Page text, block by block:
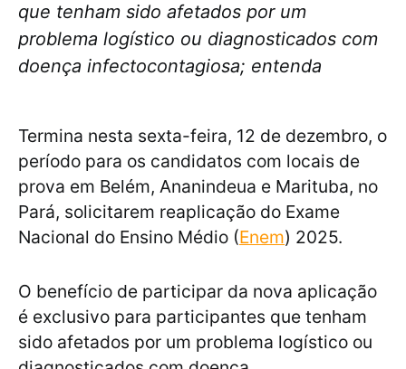
que tenham sido afetados por um
problema logístico ou diagnosticados com
doença infectocontagiosa; entenda
Termina nesta sexta-feira, 12 de dezembro, o
período para os candidatos com locais de
prova em Belém, Ananindeua e Marituba, no
Pará, solicitarem reaplicação do Exame
Nacional do Ensino Médio (Enem) 2025.
O benefício de participar da nova aplicação
é exclusivo para participantes que tenham
sido afetados por um problema logístico ou